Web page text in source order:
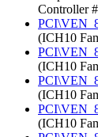
Controller
(ICH10
(ICH10
(ICH10
(ICH10